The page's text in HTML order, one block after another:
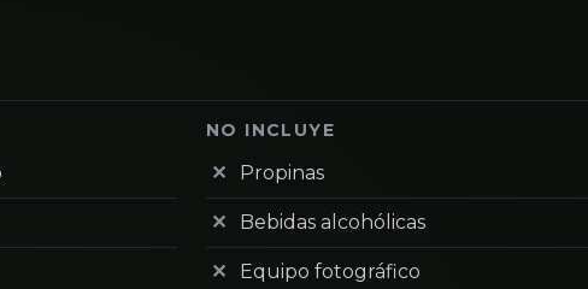
NO INCLUYE
Propinas
Bebidas alcohólicas
Equipo fotográfico